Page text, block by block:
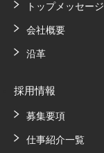
トップメッセージ
会社概要
沿革
採用情報
募集要項
仕事紹介一覧